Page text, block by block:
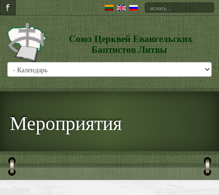
Союз Церквей Евангельских
Баптистов Литвы
Мероприятия